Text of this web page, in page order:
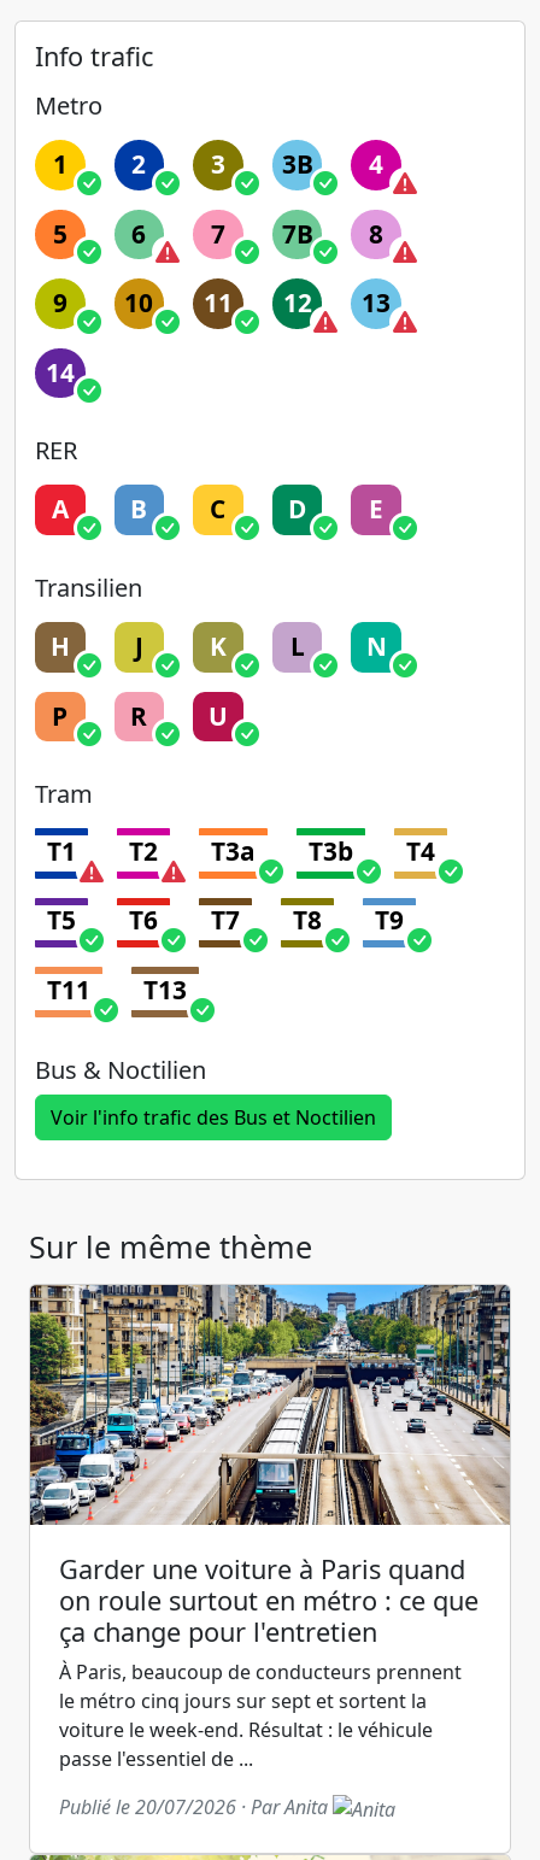
Info trafic
Metro
1 2 3 3B 4
5 6 7 7B 8
9 10 11 12 13
14
RER
A B C D E
Transilien
H J K L N
P R U
Tram
T1 T2 T3a T3b T4
T5 T6 T7 T8 T9
T11 T13
Bus & Noctilien
Voir l'info trafic des Bus et Noctilien
Sur le même thème
Garder une voiture à Paris quand
on roule surtout en métro : ce que
ça change pour l'entretien
À Paris, beaucoup de conducteurs prennent
le métro cinq jours sur sept et sortent la
voiture le week-end. Résultat : le véhicule
passe l'essentiel de ...
Publié le 20/07/2026 · Par Anita